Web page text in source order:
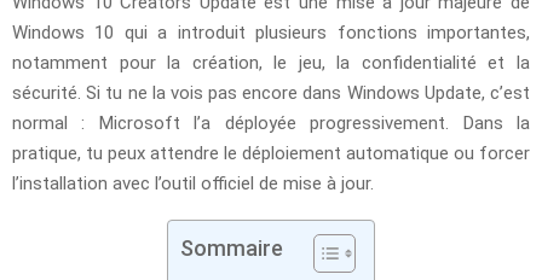
Windows 10 qui a introduit plusieurs fonctions importantes,
notamment pour la création, le jeu, la confidentialité et la
sécurité. Si tu ne la vois pas encore dans Windows Update, c’est
normal : Microsoft l’a déployée progressivement. Dans la
pratique, tu peux attendre le déploiement automatique ou forcer
l’installation avec l’outil officiel de mise à jour.
Sommaire